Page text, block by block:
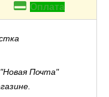
Оплата
Почта"